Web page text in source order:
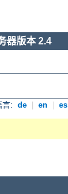
器版本 2.4
言: de en es